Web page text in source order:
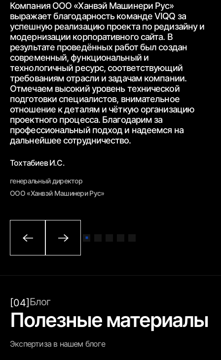
Компания ООО «Ханвэй Машинери Рус»
выражает благодарностькоманде VIQQ за
успешную реализацию проекта по редизайну и
модернизации корпоративного сайта. В
результате проведённых работ был создан
современный,функциональный и
технологичный ресурс, соответствующий
требованиямотрасли и задачам компании.
Отмечаем высокий уровень технической
подготовки специалистов, внимательное
отношение к деталям и чёткуюорганизацию
проектного процесса. Благодарим за
профессиональный подход и надеемся на
дальнейшеесотрудничество.
Тохтабиев И.С.
генеральный директор
ООО «Ханвэй Машинери Рус»
[04]Блог
Полезные материалы
Экспертиза в нашем блоге